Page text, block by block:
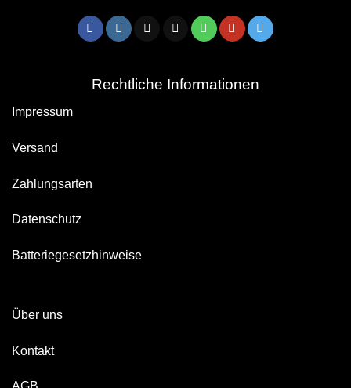
Rechtliche Informationen
Impressum
Versand
Zahlungsarten
Datenschutz
Batteriegesetzhinweise
Über uns
Kontakt